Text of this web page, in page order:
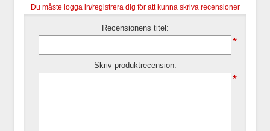
Du måste logga in/registrera dig för att kunna skriva recensioner
Recensionens titel:
*
Skriv produktrecension:
*